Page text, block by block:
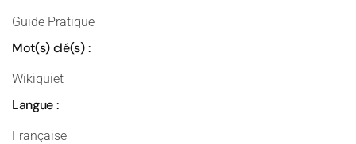
Guide Pratique
Mot(s) clé(s) :
Wikiquiet
Langue :
Française